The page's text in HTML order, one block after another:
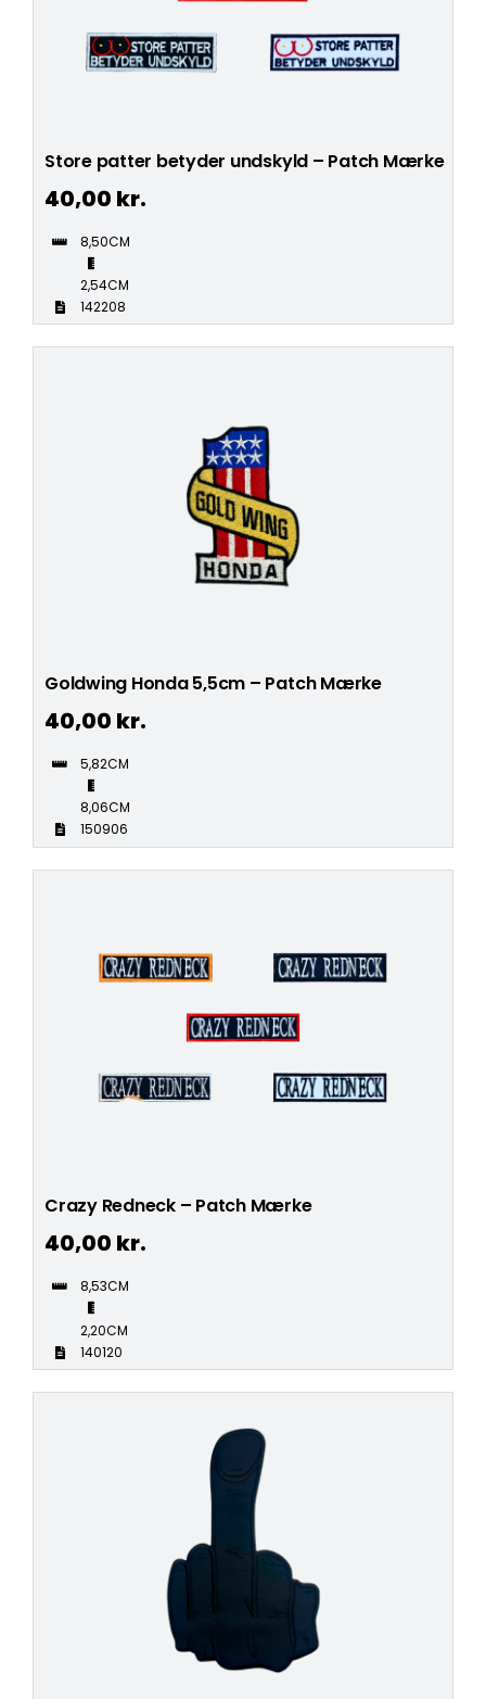
Store patter betyder undskyld – Patch Mærke
40,00 kr.
8,50CM
2,54CM
142208
Goldwing Honda 5,5cm – Patch Mærke
40,00 kr.
5,82CM
8,06CM
150906
Crazy Redneck – Patch Mærke
40,00 kr.
8,53CM
2,20CM
140120